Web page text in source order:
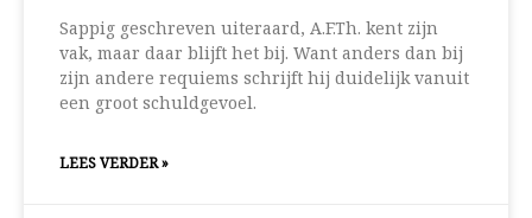
Sappig geschreven uiteraard, A.F.Th. kent zijn
vak, maar daar blijft het bij. Want anders dan bij
zijn andere requiems schrijft hij duidelijk vanuit
een groot schuldgevoel.
LEES VERDER »